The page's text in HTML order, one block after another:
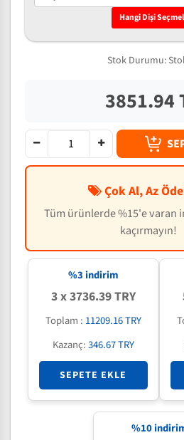
Hangi Dişi
Stok Durumu:
3851.94
Çok Al, Az
Tüm ürünlerde %15'e varan
kaçırmayın!
%3 indirim
3 x 3736.39 TRY
Toplam : 11209.16 TRY
Kazanç:346.67 TRY
SEPETE EKLE
%10